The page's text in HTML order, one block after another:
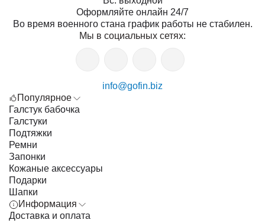
Оформляйте онлайн 24/7
Во время военного стана график работы не стабилен.
Мы в социальных сетях:
info@gofin.biz
Популярное
Галстук бабочка
Галстуки
Подтяжки
Ремни
Запонки
Кожаные аксессуары
Подарки
Шапки
Информация
Доставка и оплата